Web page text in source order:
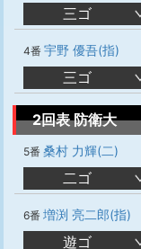
三ゴ
4番 宇野 優吾(指)
三ゴ
2回表 防衛大
5番 桑村 力輝(二)
二ゴ
6番 増渕 亮二郎(指)
遊ゴ